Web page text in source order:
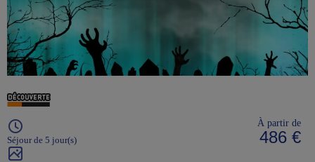
Séjour de 5 jour(s)
À partir de
486 €